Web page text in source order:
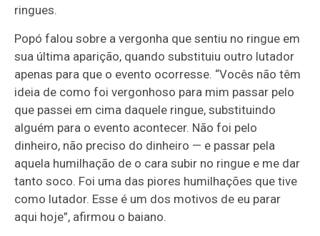
ringues.
Popó falou sobre a vergonha que sentiu no ringue em
sua última aparição, quando substituiu outro lutador
apenas para que o evento ocorresse. “Vocês não têm
ideia de como foi vergonhoso para mim passar pelo
que passei em cima daquele ringue, substituindo
alguém para o evento acontecer. Não foi pelo
dinheiro, não preciso do dinheiro — e passar pela
aquela humilhação de o cara subir no ringue e me dar
tanto soco. Foi uma das piores humilhações que tive
como lutador. Esse é um dos motivos de eu parar
aqui hoje”, afirmou o baiano.